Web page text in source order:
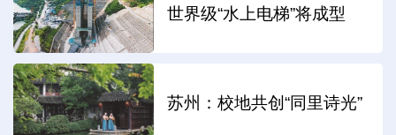
世界级“水上电梯”将成型
苏州：校地共创“同里诗光”